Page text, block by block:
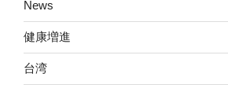
ョ
ン
News
健康増進
台湾